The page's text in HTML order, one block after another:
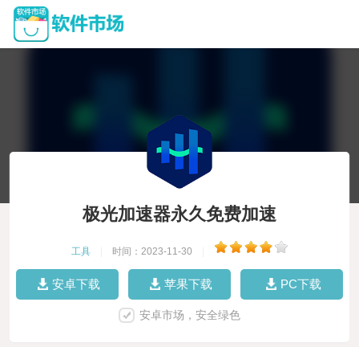
极光加速器永久免费加速
工具 时间：2023-11-30
安卓下载 苹果下载 PC下载
安卓市场，安全绿色